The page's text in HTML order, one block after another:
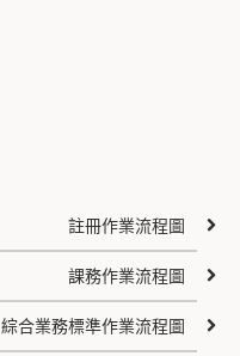
註冊作業流程圖
課務作業流程圖
綜合業務標準作業流程圖